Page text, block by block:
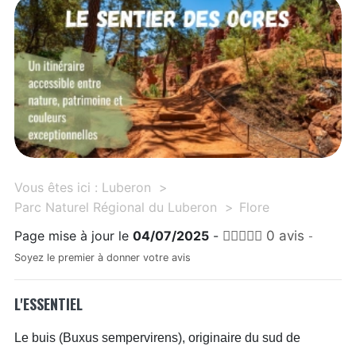
Vous êtes ici : Luberon
Parc Naturel Régional du Luberon
Flore
Page mise à jour le 04/07/2025- 0 avis -
Soyez le premier à donner votre avis
L'ESSENTIEL
Le buis (Buxus sempervirens), originaire du sud de